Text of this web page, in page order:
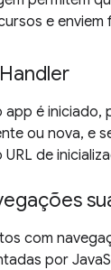
e enviem
é iniciado,
ou nova, e
de
com
por